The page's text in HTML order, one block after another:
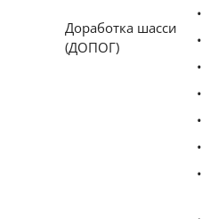
Доработка шасси
(ДОПОГ)